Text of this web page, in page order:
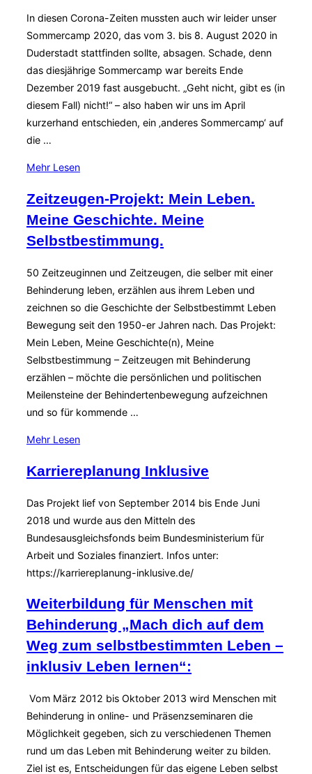
Forschung
teilhaben,
informieren,
qualifizieren,
beteiligen“
In diesen Corona-Zeiten mussten auch wir leider unser
Sommercamp 2020, das vom 3. bis 8. August 2020 in
Duderstadt stattfinden sollte, absagen. Schade, denn
das diesjährige Sommercamp war bereits Ende
Dezember 2019 fast ausgebucht. „Geht nicht, gibt es (in
diesem Fall) nicht!“ – also haben wir uns im April
kurzerhand entschieden, ein ‚anderes Sommercamp‘ auf
die …
Mehr über
2020“
Lesen
Zeitzeugen-Projekt: Mein Leben.
Meine Geschichte. Meine
Selbstbestimmung.
50 Zeitzeuginnen und Zeitzeugen, die selber mit einer
Behinderung leben, erzählen aus ihrem Leben und
zeichnen so die Geschichte der Selbstbestimmt Leben
Bewegung seit den 1950-er Jahren nach. Das Projekt:
Mein Leben, Meine Geschichte(n), Meine
Selbstbestimmung – Zeitzeugen mit Behinderung
erzählen – möchte die persönlichen und politischen
Meilensteine der Behindertenbewegung aufzeichnen
und so für kommende …
Mehr über
Projekt:
Leben.
Meine
Geschichte.
Meine
Selbstbestimmung.“
Lesen
Karriereplanung Inklusive
Das Projekt lief von September 2014 bis Ende Juni
2018 und wurde aus den Mitteln des
Bundesausgleichsfonds beim Bundesministerium für
Arbeit und Soziales finanziert. Infos unter:
https://karriereplanung-inklusive.de/
Weiterbildung für Menschen mit
Behinderung „Mach dich auf dem
Weg zum selbstbestimmten Leben –
inklusiv Leben lernen“:
Vom März 2012 bis Oktober 2013 wird Menschen mit
Behinderung in online- und Präsenzseminaren die
Möglichkeit gegeben, sich zu verschiedenen Themen
rund um das Leben mit Behinderung weiter zu bilden.
Ziel ist es, Entscheidungen für das eigene Leben selbst